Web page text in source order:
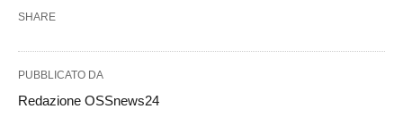
SHARE
PUBBLICATO DA
Redazione OSSnews24